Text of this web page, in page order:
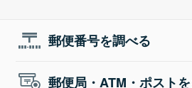
郵便番号を調べる
郵便局・ATM・ポスト